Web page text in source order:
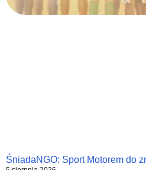
ŚniadaNGO: Sport Motorem do